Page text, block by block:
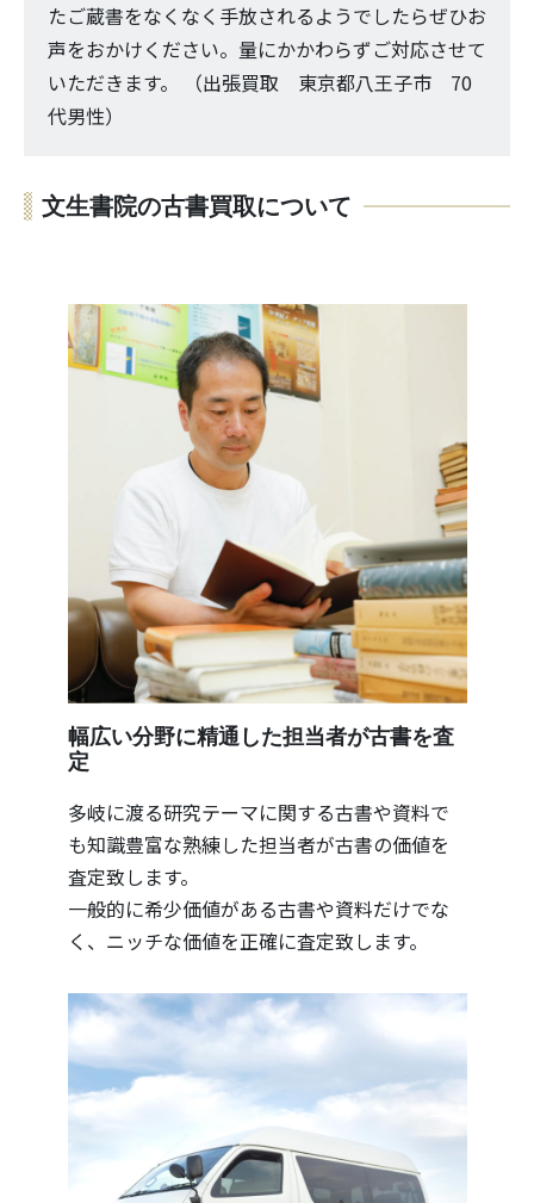
たご蔵書をなくなく手放されるようでしたらぜひお
声をおかけください。量にかかわらずご対応させて
いただきます。 （出張買取 東京都八王子市 70
代男性）
文生書院の古書買取について
幅広い分野に精通した担当者が古書を査
定
多岐に渡る研究テーマに関する古書や資料で
も知識豊富な熟練した担当者が古書の価値を
査定致します。
一般的に希少価値がある古書や資料だけでな
く、ニッチな価値を正確に査定致します。